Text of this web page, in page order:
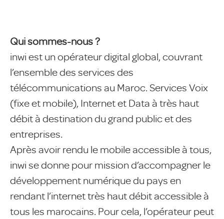
Qui sommes-nous ?
inwi est un opérateur digital global, couvrant
l’ensemble des services des
télécommunications au Maroc. Services Voix
(fixe et mobile), Internet et Data à très haut
débit à destination du grand public et des
entreprises.
Après avoir rendu le mobile accessible à tous,
inwi se donne pour mission d’accompagner le
développement numérique du pays en
rendant l’internet très haut débit accessible à
tous les marocains. Pour cela, l’opérateur peut